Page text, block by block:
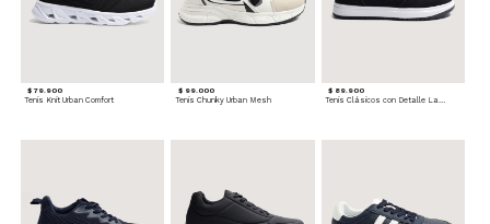
$ 79.900
Tenis Knit Urban Comfort
$ 99.000
Tenis Chunky Urban Mesh
$ 89.900